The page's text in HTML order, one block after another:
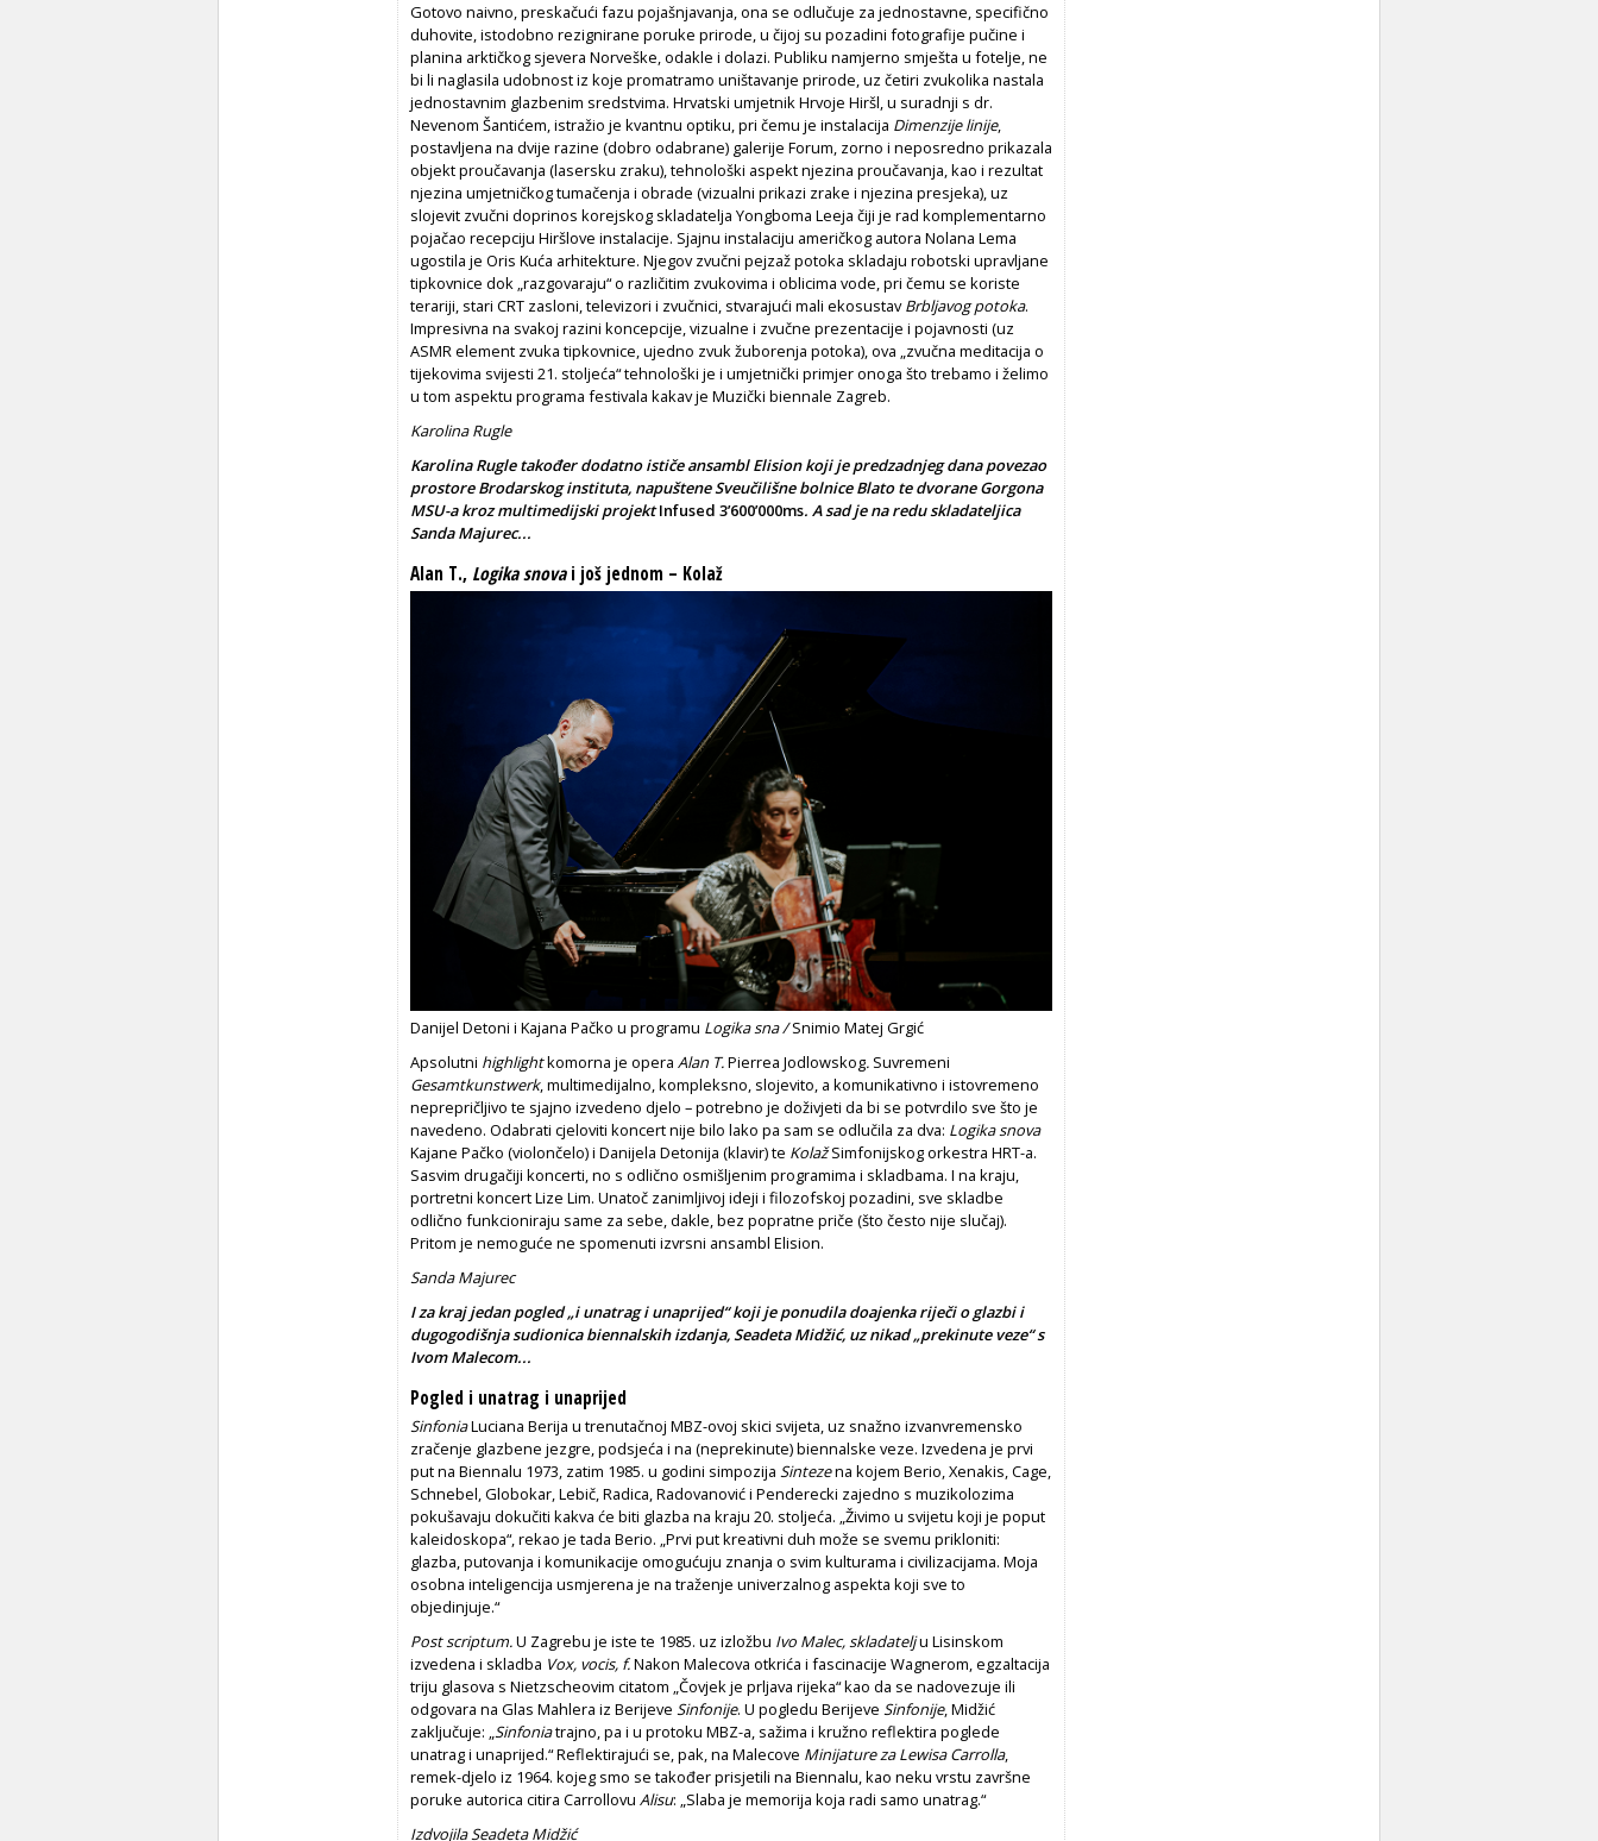
Gotovo naivno, preskačući fazu pojašnjavanja, ona se odlučuje za jednostavne, specifično
duhovite, istodobno rezignirane poruke prirode, u čijoj su pozadini fotografije pučine i
planina arktičkog sjevera Norveške, odakle i dolazi. Publiku namjerno smješta u fotelje, ne
bi li naglasila udobnost iz koje promatramo uništavanje prirode, uz četiri zvukolika nastala
jednostavnim glazbenim sredstvima. Hrvatski umjetnik Hrvoje Hiršl, u suradnji s dr.
Nevenom Šantićem, istražio je kvantnu optiku, pri čemu je instalacija Dimenzije linije,
postavljena na dvije razine (dobro odabrane) galerije Forum, zorno i neposredno prikazala
objekt proučavanja (lasersku zraku), tehnološki aspekt njezina proučavanja, kao i rezultat
njezina umjetničkog tumačenja i obrade (vizualni prikazi zrake i njezina presjeka), uz
slojevit zvučni doprinos korejskog skladatelja Yongboma Leeja čiji je rad komplementarno
pojačao recepciju Hiršlove instalacije. Sjajnu instalaciju američkog autora Nolana Lema
ugostila je Oris Kuća arhitekture. Njegov zvučni pejzaž potoka skladaju robotski upravljane
tipkovnice dok „razgovaraju“ o različitim zvukovima i oblicima vode, pri čemu se koriste
terariji, stari CRT zasloni, televizori i zvučnici, stvarajući mali ekosustavBrbljavog potoka.
Impresivna na svakoj razini koncepcije, vizualne i zvučne prezentacije i pojavnosti (uz
ASMR element zvuka tipkovnice, ujedno zvuk žuborenja potoka), ova „zvučna meditacija o
tijekovima svijesti 21. stoljeća“ tehnološki je i umjetnički primjer onoga što trebamo i želimo
u tom aspektu programa festivala kakav je Muzički biennale Zagreb.
Karolina Rugle
Karolina Rugle također dodatno ističe ansambl Elision koji je predzadnjeg dana povezao
prostore Brodarskog instituta, napuštene Sveučilišne bolnice Blato te dvorane Gorgona
MSU-a kroz multimedijski projektInfused 3’600’000ms. A sad je na redu skladateljica
Sanda Majurec...
Alan T., Logika snovai još jednom – Kolaž
Danijel Detoni i Kajana Pačko u programu Logika sna /Snimio Matej Grgić
Apsolutni highlightkomorna je opera Alan T.Pierrea Jodlowskog. Suvremeni
Gesamtkunstwerk, multimedijalno, kompleksno, slojevito, a komunikativno i istovremeno
neprepričljivo te sjajno izvedeno djelo – potrebno je doživjeti da bi se potvrdilo sve što je
navedeno. Odabrati cjeloviti koncert nije bilo lako pa sam se odlučila za dva: Logika snova
Kajane Pačko (violončelo) i Danijela Detonija (klavir) te KolažSimfonijskog orkestra HRT-a.
Sasvim drugačiji koncerti, no s odlično osmišljenim programima i skladbama. I na kraju,
portretni koncert Lize Lim. Unatoč zanimljivoj ideji i filozofskoj pozadini, sve skladbe
odlično funkcioniraju same za sebe, dakle, bez popratne priče (što često nije slučaj).
Pritom je nemoguće ne spomenuti izvrsni ansambl Elision.
Sanda Majurec
I za kraj jedan pogled „i unatrag i unaprijed“ koji je ponudila doajenka riječi o glazbi i
dugogodišnja sudionica biennalskih izdanja, Seadeta Midžić, uz nikad „prekinute veze“ s
Ivom Malecom...
Pogled i unatrag i unaprijed
SinfoniaLuciana Berija u trenutačnoj MBZ-ovoj skici svijeta, uz snažno izvanvremensko
zračenje glazbene jezgre, podsjeća i na (neprekinute) biennalske veze. Izvedena je prvi
put na Biennalu 1973, zatim 1985. u godini simpozija Sintezena kojem Berio, Xenakis, Cage,
Schnebel, Globokar, Lebič, Radica, Radovanović i Penderecki zajedno s muzikolozima
pokušavaju dokučiti kakva će biti glazba na kraju 20. stoljeća. „Živimo u svijetu koji je poput
kaleidoskopa“, rekao je tada Berio. „Prvi put kreativni duh može se svemu prikloniti:
glazba, putovanja i komunikacije omogućuju znanja o svim kulturama i civilizacijama. Moja
osobna inteligencija usmjerena je na traženje univerzalnog aspekta koji sve to
objedinjuje.“
Post scriptum.U Zagrebu je iste te 1985. uz izložbu Ivo Malec, skladatelju Lisinskom
izvedena i skladba Vox, vocis, f.Nakon Malecova otkrića i fascinacije Wagnerom, egzaltacija
triju glasova s Nietzscheovim citatom „Čovjek je prljava rijeka“ kao da se nadovezuje ili
odgovara na Glas Mahlera iz Berijeve Sinfonije. U pogledu Berijeve Sinfonije, Midžić
zaključuje: „Sinfoniatrajno, pa i u protoku MBZ-a, sažima i kružno reflektira poglede
unatrag i unaprijed.“ Reflektirajući se, pak, na Malecove Minijature za Lewisa Carrolla,
remek-djelo iz 1964. kojeg smo se također prisjetili na Biennalu, kao neku vrstu završne
poruke autorica citira Carrollovu Alisu: „Slaba je memorija koja radi samo unatrag.“
Izdvojila Seadeta Midžić